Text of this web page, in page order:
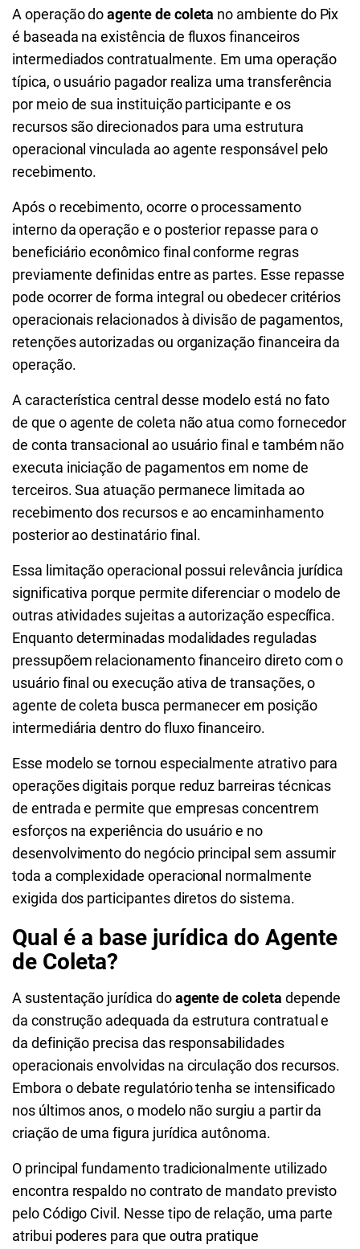
A operação doagente de coleta no ambiente do Pix
é baseada na existência de fluxos financeiros
intermediados contratualmente. Em uma operação
típica, o usuário pagador realiza uma transferência
por meio de sua instituição participante e os
recursos são direcionados para uma estrutura
operacional vinculada ao agente responsável pelo
recebimento.
Após o recebimento, ocorre o processamento
interno da operação e o posterior repasse para o
beneficiário econômico final conforme regras
previamente definidas entre as partes. Esse repasse
pode ocorrer de forma integral ou obedecer critérios
operacionais relacionados à divisão de pagamentos,
retenções autorizadas ou organização financeira da
operação.
A característica central desse modelo está no fato
de que o agente de coleta não atua como fornecedor
de conta transacional ao usuário final e também não
executa iniciação de pagamentos em nome de
terceiros. Sua atuação permanece limitada ao
recebimento dos recursos e ao encaminhamento
posterior ao destinatário final.
Essa limitação operacional possui relevância jurídica
significativa porque permite diferenciar o modelo de
outras atividades sujeitas a autorização específica.
Enquanto determinadas modalidades reguladas
pressupõem relacionamento financeiro direto com o
usuário final ou execução ativa de transações, o
agente de coleta busca permanecer em posição
intermediária dentro do fluxo financeiro.
Esse modelo se tornou especialmente atrativo para
operações digitais porque reduz barreiras técnicas
de entrada e permite que empresas concentrem
esforços na experiência do usuário e no
desenvolvimento do negócio principal sem assumir
toda a complexidade operacional normalmente
exigida dos participantes diretos do sistema.
Qual é a base jurídica do Agente
de Coleta?
A sustentação jurídica doagente de coleta depende
da construção adequada da estrutura contratual e
da definição precisa das responsabilidades
operacionais envolvidas na circulação dos recursos.
Embora o debate regulatório tenha se intensificado
nos últimos anos, o modelo não surgiu a partir da
criação de uma figura jurídica autônoma.
O principal fundamento tradicionalmente utilizado
encontra respaldo no contrato de mandato previsto
pelo Código Civil. Nesse tipo de relação, uma parte
atribui poderes para que outra pratique